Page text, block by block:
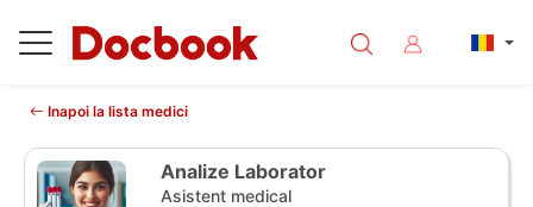
Inapoi la lista medici
Analize Laborator
Asistent medical